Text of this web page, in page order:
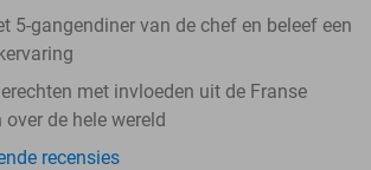
5-gangendiner van de chef en beleef een
met invloeden uit de Franse
over de hele wereld
recensies